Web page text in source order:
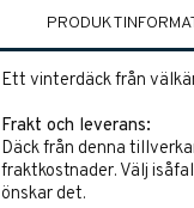
Ett vinterdäck från
Frakt och leverans:
Däck från denna
fraktkostnader. Välj
önskar det.